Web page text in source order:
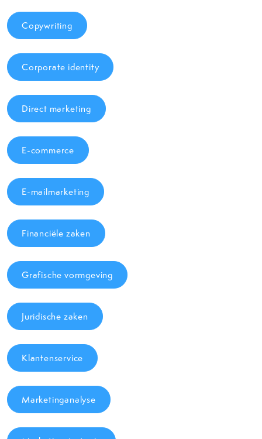
Copywriting
Corporate identity
Direct marketing
E-commerce
E-mailmarketing
Financiële zaken
Grafische vormgeving
Juridische zaken
Klantenservice
Marketinganalyse